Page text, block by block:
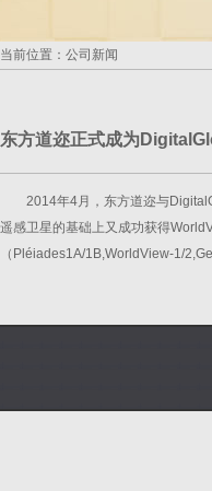
当前位置：公司新闻
东方道迩正式成为
2014年4月，东方道迩与
遥感卫星的基础上又成功获得
（Pléiades1A/1B,WorldView-1/